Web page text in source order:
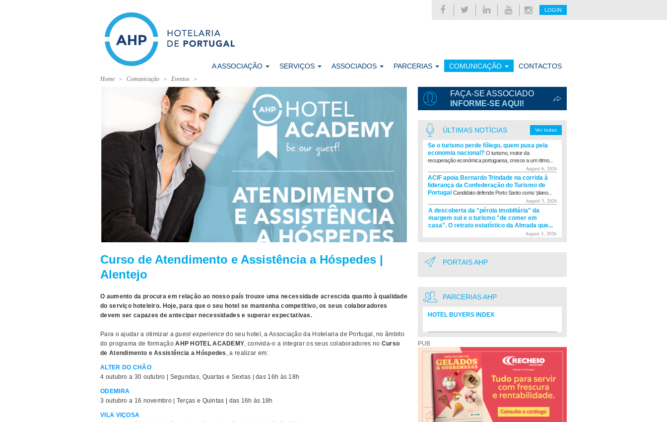
LOGIN
A ASSOCIAÇÃO SERVIÇOS ASSOCIADOS PARCERIAS COMUNICAÇÃO CONTACTOS
Home Comunicação Eventos
Curso de Atendimento e Assistência a Hóspedes |
Alentejo
O aumento da procura em relação ao nosso país trouxe uma necessidade acrescida quanto à qualidade
do serviço hoteleiro. Hoje, para que o seu hotel se mantenha competitivo, os seus colaboradores
devem ser capazes de antecipar necessidades e superar expectativas.
Para o ajudar a otimizar aguest experiencedo seu hotel, a Associação da Hotelaria de Portugal, no âmbito
do programa de formaçãoAHP HOTEL ACADEMY, convida-o a integrar os seus colaboradores no Curso
de Atendimento e Assistência a Hóspedes , a realizar em:
ALTER DO CHÃO
4 outubro a 30 outubro | Segundas, Quartas e Sextas | das 16h às 18h
ODEMIRA
3 outubro a 16 novembro | Terças e Quintas | das 16h às 18h
VILA VIÇOSA
FAÇA-SE ASSOCIADO
INFORME-SE AQUI!
Ver todas
ÚLTIMAS NOTÍCIAS
Se o turismo perde fôlego, quem puxa pela
economia nacional? O turismo, motor da
recuperação económica portuguesa, cresce a um ritmo...
August 6, 2026
ACIF apoia Bernardo Trindade na corrida à
liderança da Confederação do Turismo de
Portugal Candidato defende Porto Santo como ‘plano...
August 5, 2026
A descoberta da "pérola imobiliária" da
margem sul e o turismo "de comer em
casa". O retrato estatístico da Almada que...
August 3, 2026
PORTAIS AHP
PARCERIAS AHP
HOTEL BUYERS INDEX
PUB